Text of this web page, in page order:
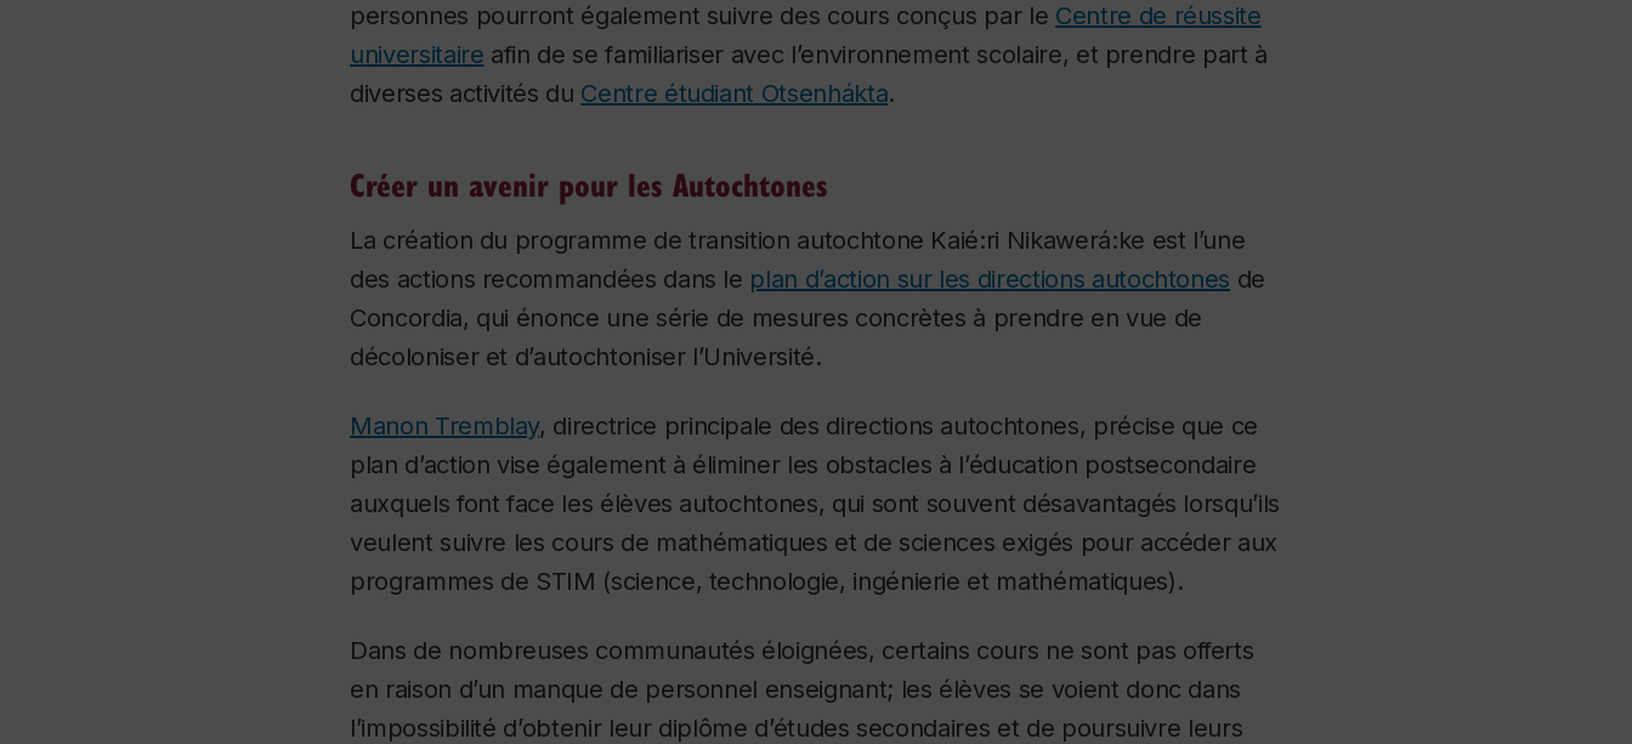
personnes pourront également suivre des cours conçus par le Centre de réussite
universitaire afin de se familiariser avec l’environnement scolaire, et prendre part à
diverses activités du Centre étudiant Otsenhákta.
Créer un avenir pour les Autochtones
La création du programme de transition autochtone Kaié:ri Nikawerá:ke est l’une
des actions recommandées dans le plan d’action sur les directions autochtones de
Concordia, qui énonce une série de mesures concrètes à prendre en vue de
décoloniser et d’autochtoniser l’Université.
Manon Tremblay, directrice principale des directions autochtones, précise que ce
plan d’action vise également à éliminer les obstacles à l’éducation postsecondaire
auxquels font face les élèves autochtones, qui sont souvent désavantagés lorsqu’ils
veulent suivre les cours de mathématiques et de sciences exigés pour accéder aux
programmes de STIM (science, technologie, ingénierie et mathématiques).
Dans de nombreuses communautés éloignées, certains cours ne sont pas offerts
en raison d’un manque de personnel enseignant; les élèves se voient donc dans
l’impossibilité d’obtenir leur diplôme d’études secondaires et de poursuivre leurs